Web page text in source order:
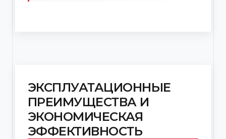
ЭКСПЛУАТАЦИОННЫЕ
ПРЕИМУЩЕСТВА И
ЭКОНОМИЧЕСКАЯ
ЭФФЕКТИВНОСТЬ